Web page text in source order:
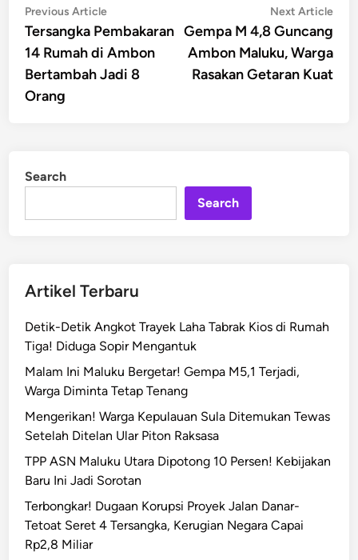
Post
navigation
Previous ArticlePrevious
article:
Tersangka Pembakaran
14 Rumah di Ambon
Bertambah Jadi 8
Orang
Next Article
Gempa M 4,8 Guncang
Ambon Maluku, Warga
Rasakan Getaran Kuat
Search
Search
Artikel Terbaru
Detik-Detik Angkot Trayek Laha Tabrak Kios di Rumah
Tiga! Diduga Sopir Mengantuk
Malam Ini Maluku Bergetar! Gempa M5,1 Terjadi,
Warga Diminta Tetap Tenang
Mengerikan! Warga Kepulauan Sula Ditemukan Tewas
Setelah Ditelan Ular Piton Raksasa
TPP ASN Maluku Utara Dipotong 10 Persen! Kebijakan
Baru Ini Jadi Sorotan
Terbongkar! Dugaan Korupsi Proyek Jalan Danar-
Tetoat Seret 4 Tersangka, Kerugian Negara Capai
Rp2,8 Miliar